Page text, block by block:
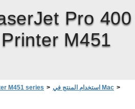
Pro 400
M451
M451 series > استخدام المنتج في Mac >